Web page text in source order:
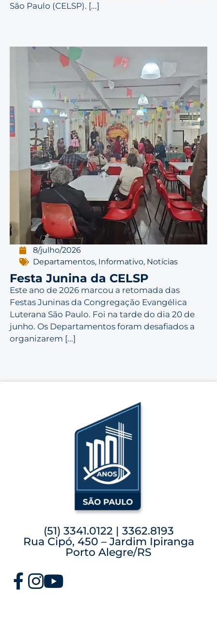
São Paulo (CELSP). [...]
8/julho/2026
Departamentos, Informativo, Notícias
Festa Junina da CELSP
Este ano de 2026 marcou a retomada das
Festas Juninas da Congregação Evangélica
Luterana São Paulo. Foi na tarde do dia 20 de
junho. Os Departamentos foram desafiados a
organizarem [...]
(51) 3341.0122 | 3362.8193
Rua Cipó, 450 – Jardim Ipiranga
Porto Alegre/RS